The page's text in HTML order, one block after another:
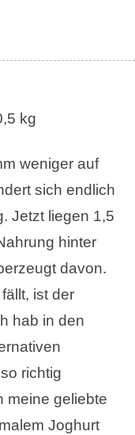
kg
weniger auf
sich endlich
Jetzt liegen 1,5
hinter
davon.
ist der
hab in den
richtig
meine geliebte
Joghurt